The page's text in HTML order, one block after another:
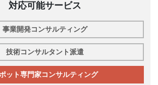
対応可能サービス
事業開発コンサルティング
技術コンサルタント派遣
ット専門家コンサルティング